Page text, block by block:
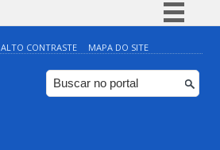
Simplifique!
Comunica BR
Participe
ALTO CONTRASTE MAPA DO SITE